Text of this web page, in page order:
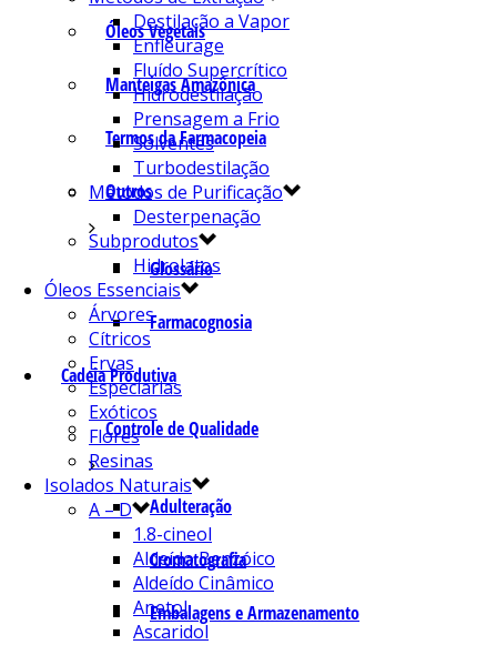
Óleos Vegetais
Manteigas Amazônica
Termos da Farmacopeia
Outros
Glossário
Farmacognosia
Cadeia Produtiva
Controle de Qualidade
Adulteração
Cromatografia
Embalagens e Armazenamento
Destilação a Vapor
Enfleurage
Fluído Supercrítico
Hidrodestilação
Prensagem a Frio
Solventes
Turbodestilação
Métodos de Purificação
Desterpenação
Subprodutos
Hidrolatos
Óleos Essenciais
Árvores
Cítricos
Ervas
Especiarias
Exóticos
Flores
Resinas
Isolados Naturais
A – D
1.8-cineol
Aldeído Benzóico
Aldeído Cinâmico
Anetol
Ascaridol